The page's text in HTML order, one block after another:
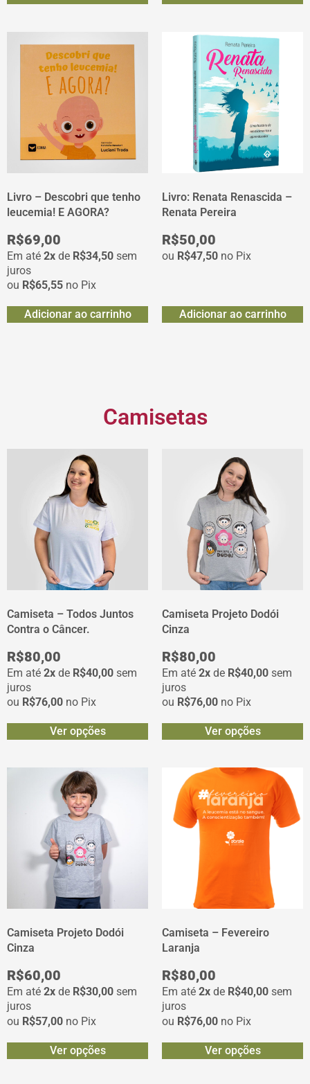
Livro – Descobri que tenho
leucemia! E AGORA?
R$69,00
Em até 2x de R$34,50 sem
juros
ou R$65,55 no Pix
Adicionar ao carrinho
Livro: Renata Renascida –
Renata Pereira
R$50,00
ou R$47,50 no Pix
Adicionar ao carrinho
Camisetas
Camiseta – Todos Juntos
Contra o Câncer.
R$80,00
Em até 2x de R$40,00 sem
juros
ou R$76,00 no Pix
Ver opções
Camiseta Projeto Dodói
Cinza
R$80,00
Em até 2x de R$40,00 sem
juros
ou R$76,00 no Pix
Ver opções
Camiseta Projeto Dodói
Cinza
R$60,00
Em até 2x de R$30,00 sem
juros
ou R$57,00 no Pix
Ver opções
Camiseta – Fevereiro
Laranja
R$80,00
Em até 2x de R$40,00 sem
juros
ou R$76,00 no Pix
Ver opções